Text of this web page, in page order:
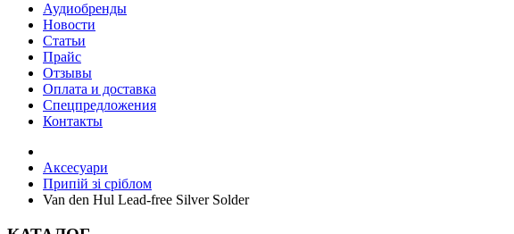
Аудиобренды
Новости
Статьи
Прайс
Отзывы
Оплата и доставка
Спецпредложения
Контакты
Аксесуари
Припій зі сріблом
Van den Hul Lead-free Silver Solder